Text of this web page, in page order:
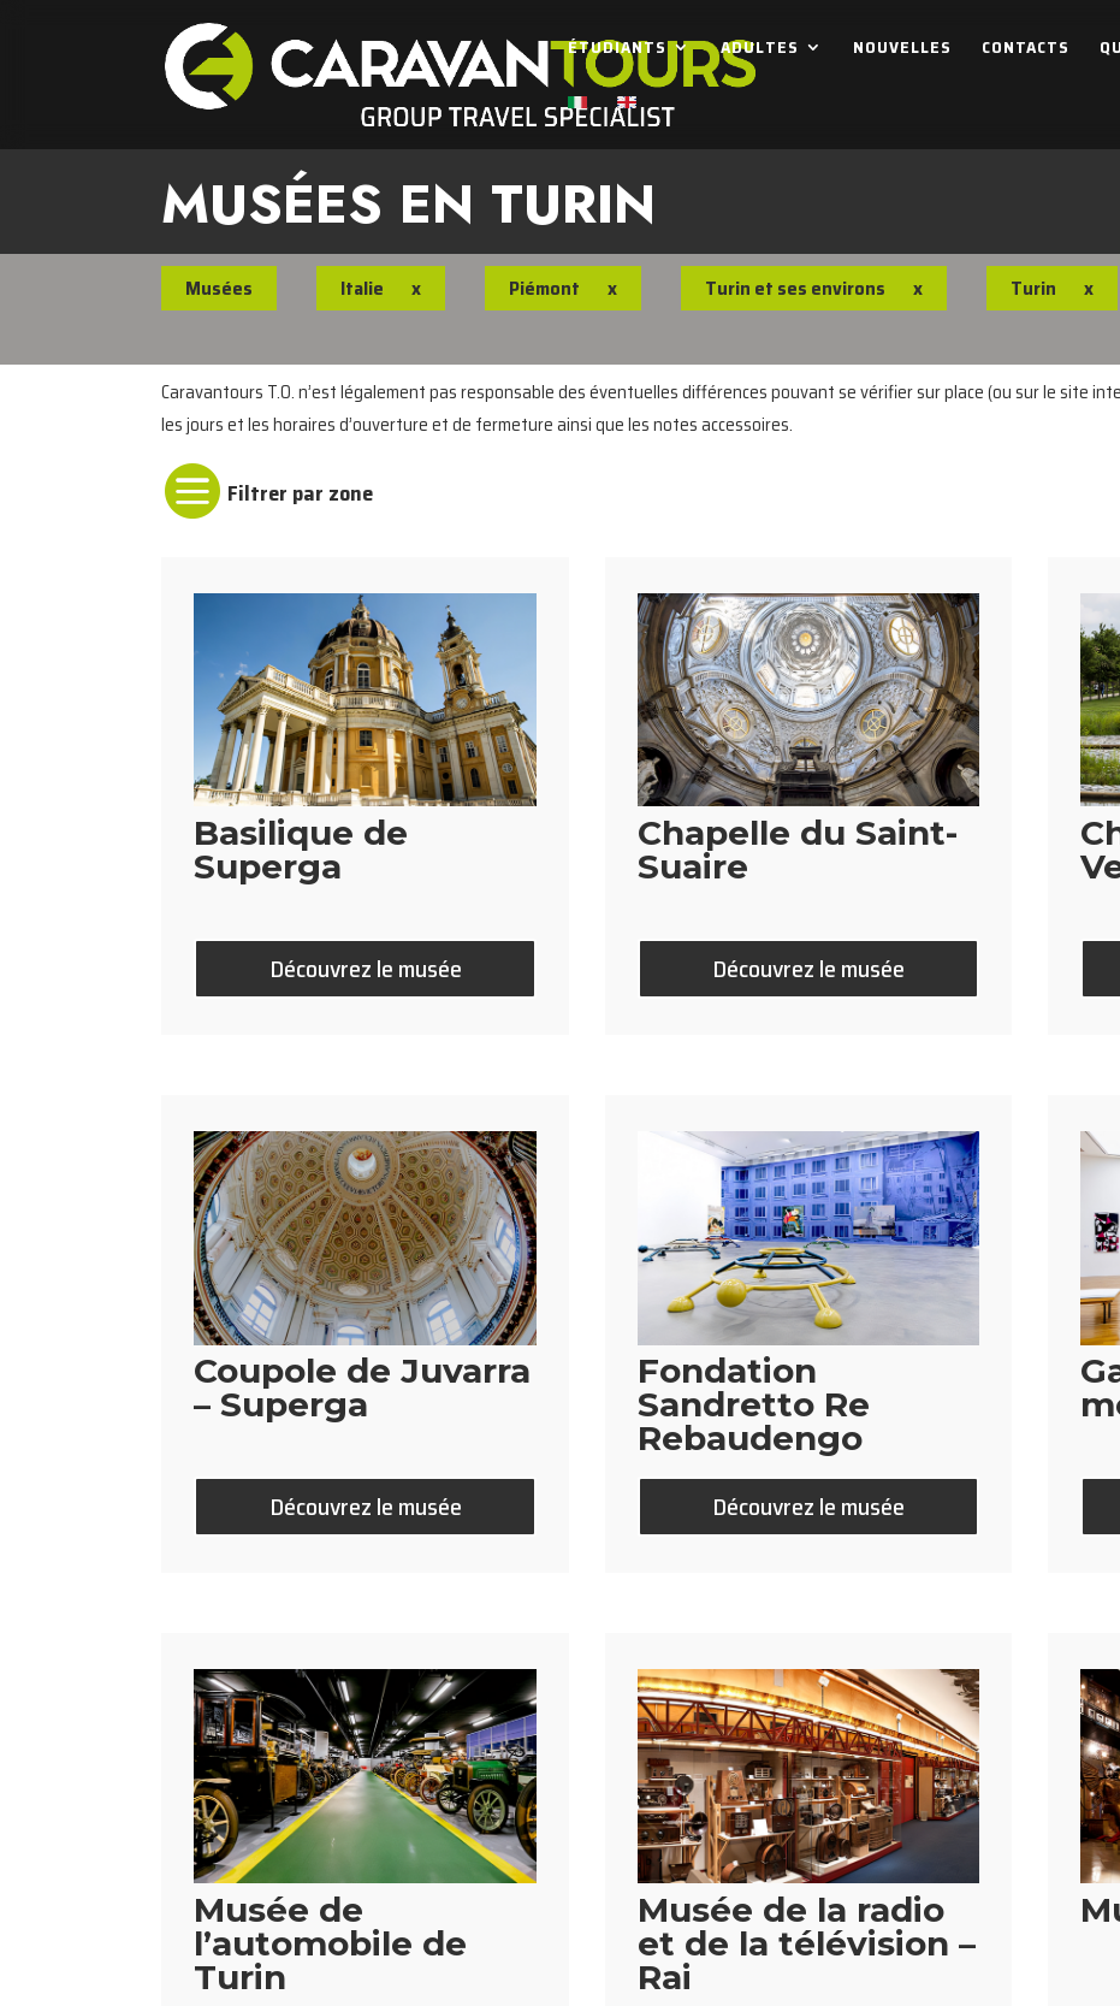
ÉTUDIANTS ADULTES NOUVELLES CONTACTS
MUSÉES EN TURIN
Musées Italie x Piémont x Turin et ses environs x Turin x
Caravantours T.O. n’est légalement pas responsable des éventuelles différences pouvant se vérifier sur place (ou sur le site
les jours et les horaires d’ouverture et de fermeture ainsi que les notes accessoires.

Basilique de
Superga
Découvrez le musée
Chapelle du Saint-
Suaire
Découvrez le musée
Coupole de Juvarra
– Superga
Découvrez le musée
Fondation
Sandretto Re
Rebaudengo
Découvrez le musée
Musée de
l’automobile de
Turin
Musée de la radio
et de la télévision –
Rai